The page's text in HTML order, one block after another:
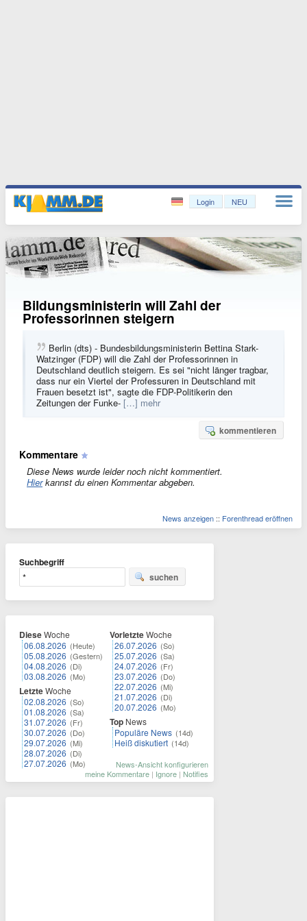
Login NEU
Bildungsministerin will Zahl der
Professorinnen steigern
Berlin (dts) - Bundesbildungsministerin Bettina Stark-
Watzinger (FDP) will die Zahl der Professorinnen in
Deutschland deutlich steigern. Es sei "nicht länger tragbar,
dass nur ein Viertel der Professuren in Deutschland mit
Frauen besetzt ist", sagte die FDP-Politikerin den
Zeitungen der Funke- […] mehr
kommentieren
Kommentare
Diese News wurde leider noch nicht kommentiert.
Hierkannst du einen Kommentar abgeben.
News anzeigen :: Forenthread eröffnen
Suchbegriff
suchen
DieseWoche
06.08.2026 (Heute)
05.08.2026 (Gestern)
04.08.2026 (Di)
03.08.2026 (Mo)
LetzteWoche
02.08.2026 (So)
01.08.2026 (Sa)
31.07.2026 (Fr)
30.07.2026 (Do)
29.07.2026 (Mi)
28.07.2026 (Di)
27.07.2026 (Mo)
VorletzteWoche
26.07.2026 (So)
25.07.2026 (Sa)
24.07.2026 (Fr)
23.07.2026 (Do)
22.07.2026 (Mi)
21.07.2026 (Di)
20.07.2026 (Mo)
Top News
Populäre News (14d)
Heiß diskutiert (14d)
News-Ansicht konfigurieren
meine Kommentare | Ignore | Notifies